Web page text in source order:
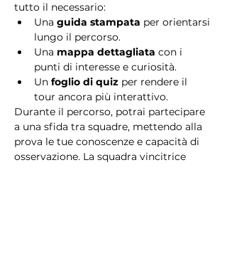
tutto il necessario:
Una guida stampata per orientarsi
lungo il percorso.
Una mappa dettagliata con i
punti di interesse e curiosità.
Un foglio di quiz per rendere il
tour ancora più interattivo.
Durante il percorso, potrai partecipare
a una sfida tra squadre, mettendo alla
prova le tue conoscenze e capacità di
osservazione. La squadra vincitrice